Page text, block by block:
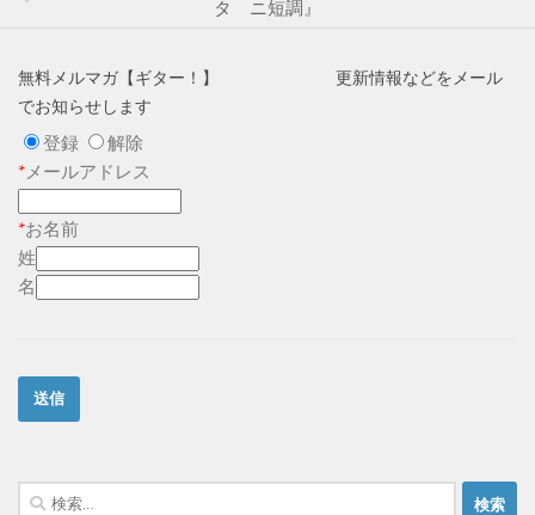
タ ニ短調』
無料メルマガ【ギター！】 更新情報などをメール
でお知らせします
登録
解除
*メールアドレス
*お名前
姓
名
検